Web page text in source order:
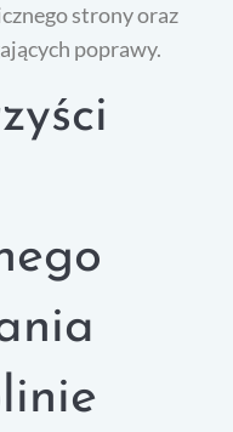
strony oraz
poprawy.